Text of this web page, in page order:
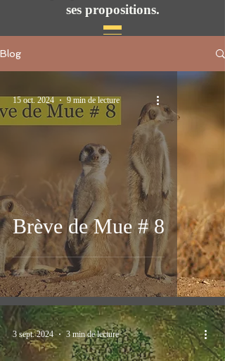
ses propositions.
Blog
Brève de Mue # 8
15 oct. 2024 9 min de lecture
3 sept. 2024 3 min de lecture